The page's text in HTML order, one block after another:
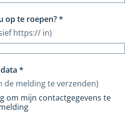
op te roepen?*
https:// in)
*
melding te verzenden)
om mijn contactgegevens te